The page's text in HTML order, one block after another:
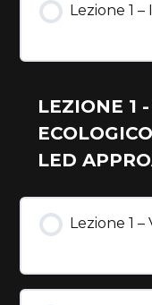
Lezione 1
LEZIONE 1
LED
Lezione 1